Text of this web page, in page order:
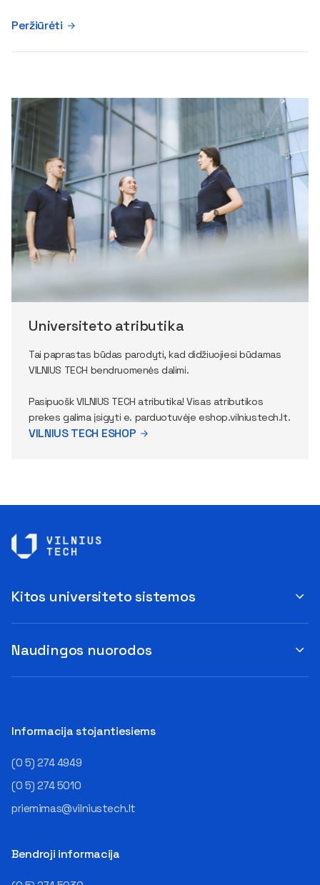
Peržiūrėti
Universiteto atributika
Tai paprastas būdas parodyti, kad didžiuojiesi būdamas
VILNIUS TECH bendruomenės dalimi.
Pasipuošk VILNIUS TECH atributika! Visas atributikos
prekes galima įsigyti e. parduotuvėje eshop.vilniustech.lt.
VILNIUS TECH ESHOP
Informacija stojantiesiems
(0 5) 274 4949
(0 5) 274 5010
priemimas@vilniustech.lt
Bendroji informacija
Naudingos nuorodos
Kitos universiteto sistemos